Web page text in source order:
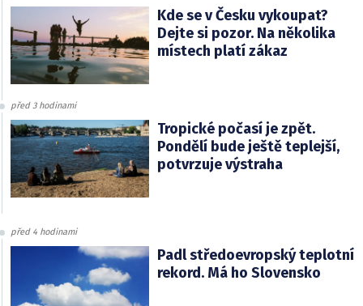
Kde se v Česku vykoupat?
Dejte si pozor. Na několika
místech platí zákaz
před 3 hodinami
Tropické počasí je zpět.
Pondělí bude ještě teplejší,
potvrzuje výstraha
před 4 hodinami
Padl středoevropský teplotní
rekord. Má ho Slovensko